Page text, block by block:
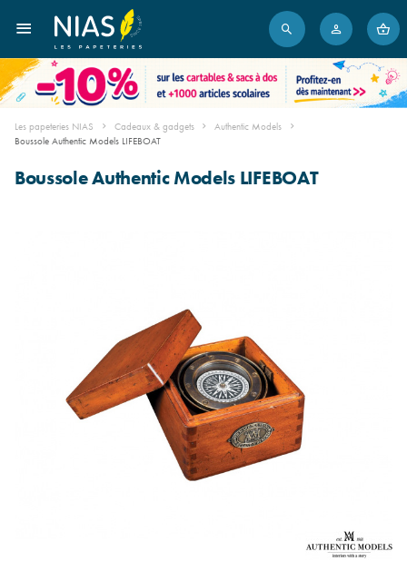
Les papeteries NIAS Cadeaux & gadgets
Authentic Models
Boussole Authentic Models LIFEBOAT
Boussole Authentic Models LIFEBOAT